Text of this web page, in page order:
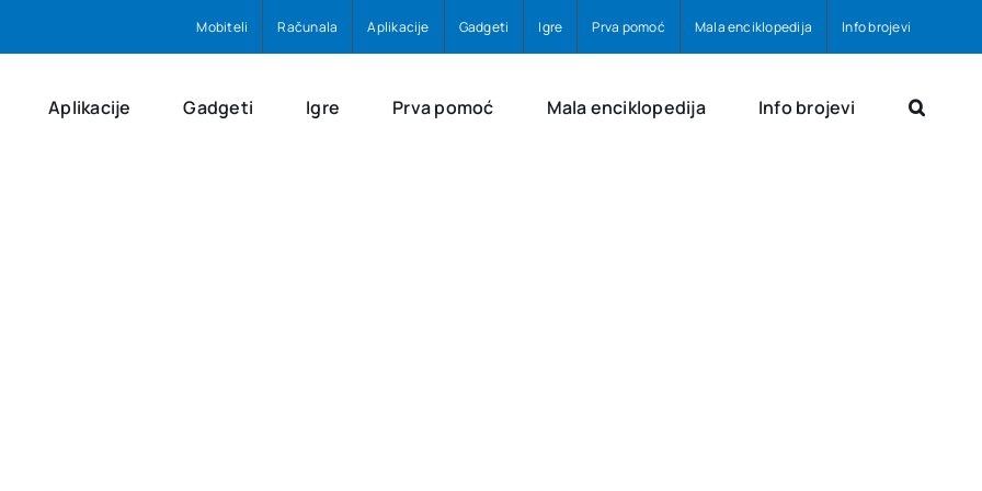
Mobiteli Računala Aplikacije Gadgeti Igre Prva pomoć Mala enciklopedija Info brojevi
Aplikacije Gadgeti Igre Prva pomoć Mala enciklopedija Info brojevi